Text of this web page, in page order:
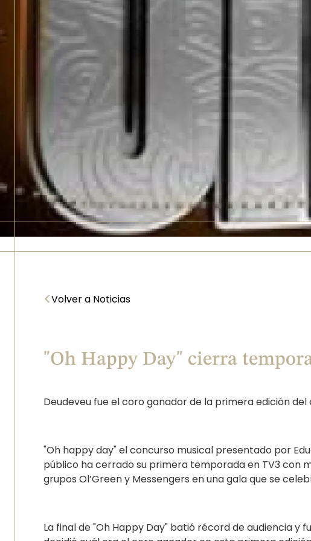
<Volver a Noticias
"Oh Happy Day" cierra
Deudeveu fue el coro ganador de la primera edición
"Oh happy day" el concurso musical presentado por
público ha cerrado su primera temporada en TV3 con
grupos Ol’Green y Messengers en una gala que se
La final de "Oh Happy Day" batió récord de audiencia y